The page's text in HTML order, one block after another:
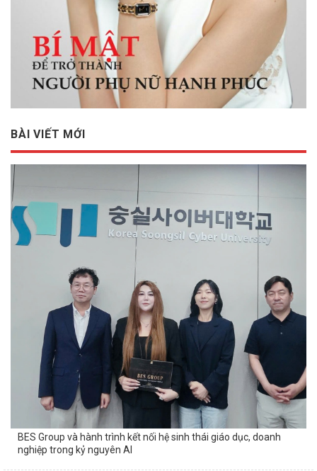
BÀI VIẾT MỚI
BES Group và hành trình kết nối hệ sinh thái giáo dục, doanh
nghiệp trong kỷ nguyên AI